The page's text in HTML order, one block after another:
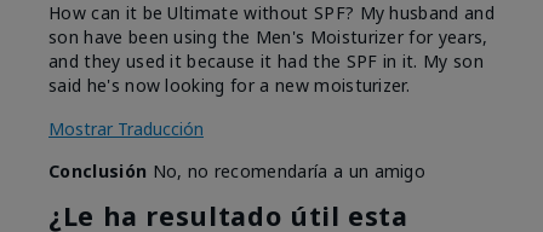
How can it be Ultimate without SPF? My husband and
son have been using the Men's Moisturizer for years,
and they used it because it had the SPF in it. My son
said he's now looking for a new moisturizer.
Mostrar Traducción
Conclusión No, no recomendaría a un amigo
¿Le ha resultado útil esta